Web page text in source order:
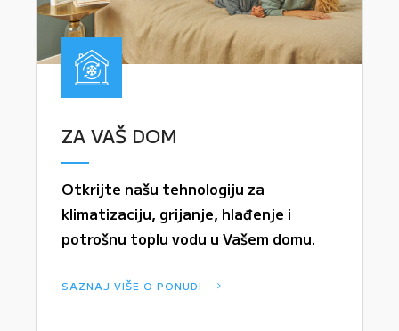
ZA VAŠ DOM
Otkrijte našu tehnologiju za
klimatizaciju, grijanje, hlađenje i
potrošnu toplu vodu u Vašem domu.
SAZNAJ VIŠE O PONUDI